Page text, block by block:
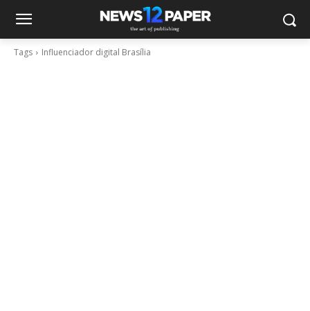
Tags Influenciador digital Brasília